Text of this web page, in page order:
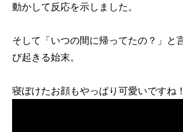
動かして反応を示しました。
そして「いつの間に帰ってたの？」と
び起きる始末。
寝ぼけたお顔もやっぱり可愛いですね！